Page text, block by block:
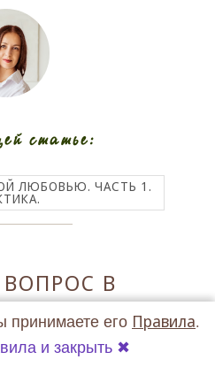
статье:
ЛЮБОВЬЮ. ЧАСТЬ 1.
В
Имя
принимаете его Правила.
и закрыть ✖